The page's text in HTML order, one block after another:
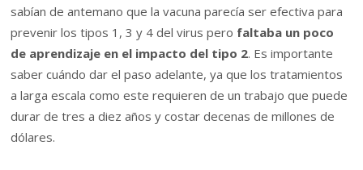
sabían de antemano que la vacuna parecía ser efectiva para
prevenir los tipos 1, 3 y 4 del virus pero faltaba un poco
de aprendizaje en el impacto del tipo 2. Es importante
saber cuándo dar el paso adelante, ya que los tratamientos
a larga escala como este requieren de un trabajo que puede
durar de tres a diez años y costar decenas de millones de
dólares.